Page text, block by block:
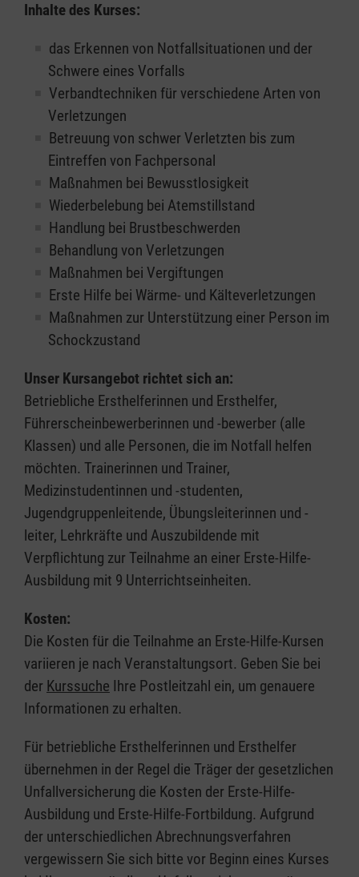
Inhalte des Kurses:
das Erkennen von Notfallsituationen und der
Schwere eines Vorfalls
Verbandtechniken für verschiedene Arten von
Verletzungen
Betreuung von schwer Verletzten bis zum
Eintreffen von Fachpersonal
Maßnahmen bei Bewusstlosigkeit
Wiederbelebung bei Atemstillstand
Handlung bei Brustbeschwerden
Behandlung von Verletzungen
Maßnahmen bei Vergiftungen
Erste Hilfe bei Wärme- und Kälteverletzungen
Maßnahmen zur Unterstützung einer Person im
Schockzustand
Unser Kursangebot richtet sich an:
Betriebliche Ersthelferinnen und Ersthelfer,
Führerscheinbewerberinnen und -bewerber (alle
Klassen) und alle Personen, die im Notfall helfen
möchten. Trainerinnen und Trainer,
Medizinstudentinnen und -studenten,
Jugendgruppenleitende, Übungsleiterinnen und -
leiter, Lehrkräfte und Auszubildende mit
Verpflichtung zur Teilnahme an einer Erste-Hilfe-
Ausbildung mit 9 Unterrichtseinheiten.
Kosten:
Die Kosten für die Teilnahme an Erste-Hilfe-Kursen
variieren je nach Veranstaltungsort. Geben Sie bei
der Kurssuche Ihre Postleitzahl ein, um genauere
Informationen zu erhalten.
Für betriebliche Ersthelferinnen und Ersthelfer
übernehmen in der Regel die Träger der gesetzlichen
Unfallversicherung die Kosten der Erste-Hilfe-
Ausbildung und Erste-Hilfe-Fortbildung. Aufgrund
der unterschiedlichen Abrechnungsverfahren
vergewissern Sie sich bitte vor Beginn eines Kurses